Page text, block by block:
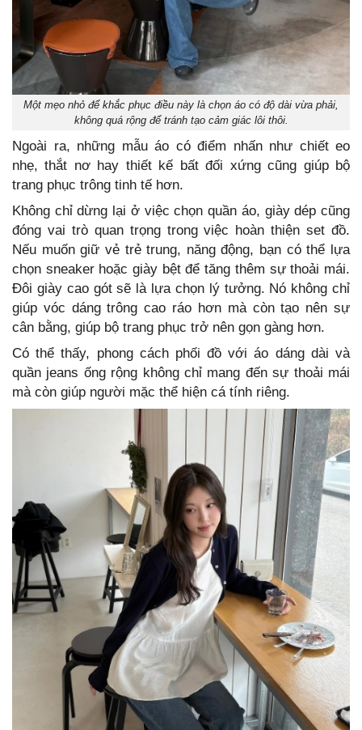
Một mẹo nhỏ để khắc phục điều này là chọn áo có độ dài vừa phải,
không quá rộng để tránh tạo cảm giác lôi thôi.
Ngoài ra, những mẫu áo có điểm nhấn như chiết eo
nhẹ, thắt nơ hay thiết kế bất đối xứng cũng giúp bộ
trang phục trông tinh tế hơn.
Không chỉ dừng lại ở việc chọn quần áo, giày dép cũng
đóng vai trò quan trọng trong việc hoàn thiện set đồ.
Nếu muốn giữ vẻ trẻ trung, năng động, bạn có thể lựa
chọn sneaker hoặc giày bệt để tăng thêm sự thoải mái.
Đôi giày cao gót sẽ là lựa chọn lý tưởng. Nó không chỉ
giúp vóc dáng trông cao ráo hơn mà còn tạo nên sự
cân bằng, giúp bộ trang phục trở nên gọn gàng hơn.
Có thể thấy, phong cách phối đồ với áo dáng dài và
quần jeans ống rộng không chỉ mang đến sự thoải mái
mà còn giúp người mặc thể hiện cá tính riêng.